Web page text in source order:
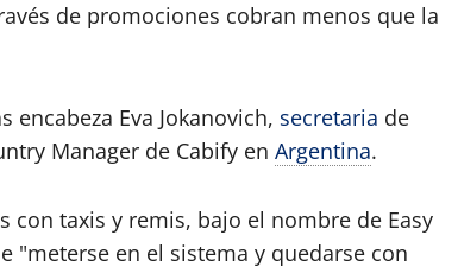
de promociones cobran menos que la
encabeza Eva Jokanovich, secretaria de
Manager de Cabify en Argentina.
con taxis y remis, bajo el nombre de Easy
"meterse en el sistema y quedarse con